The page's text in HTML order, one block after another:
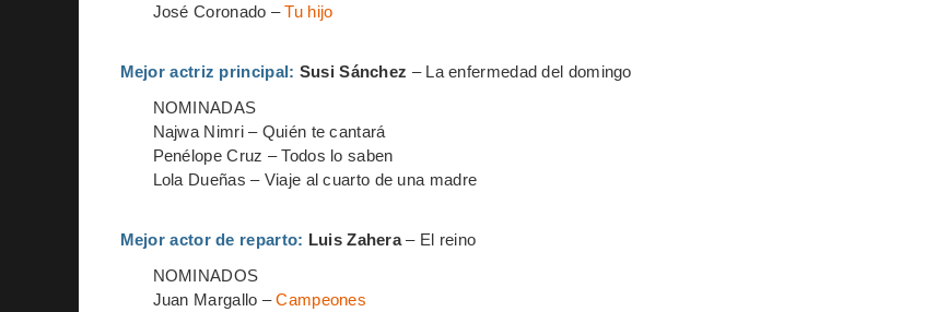
José Coronado –Tu hijo
Mejor actriz principal: Susi Sánchez – La enfermedad del domingo
NOMINADAS
Najwa Nimri – Quién te cantará
Penélope Cruz – Todos lo saben
Lola Dueñas – Viaje al cuarto de una madre
Mejor actor de reparto: Luis Zahera– El reino
NOMINADOS
Juan Margallo –Campeones